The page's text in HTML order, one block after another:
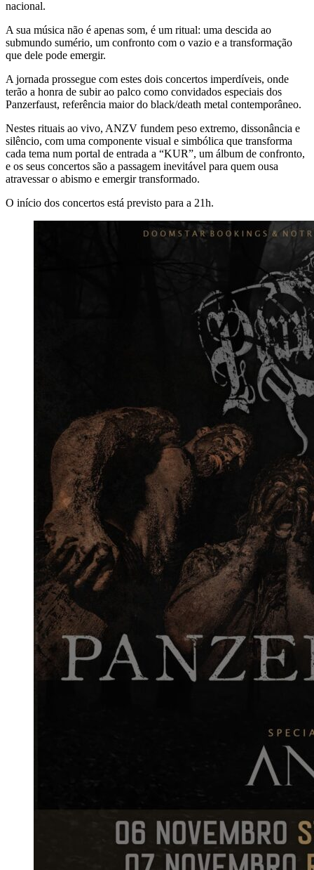
nacional.
A sua música não é apenas som, é um ritual: uma descida ao
submundo sumério, um confronto com o vazio e a transformação
que dele pode emergir.
A jornada prossegue com estes dois concertos imperdíveis, onde
terão a honra de subir ao palco como convidados especiais dos
Panzerfaust, referência maior do black/death metal contemporâneo.
Nestes rituais ao vivo, ANZV fundem peso extremo, dissonância e
silêncio, com uma componente visual e simbólica que transforma
cada tema num portal de entrada a “KUR”, um álbum de confronto,
e os seus concertos são a passagem inevitável para quem ousa
atravessar o abismo e emergir transformado.
O início dos concertos está previsto para a 21h.